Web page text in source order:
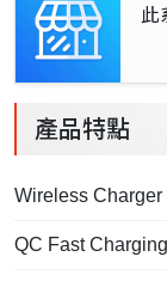
此
產品特點
Wireless Charger
QC Fast Charging